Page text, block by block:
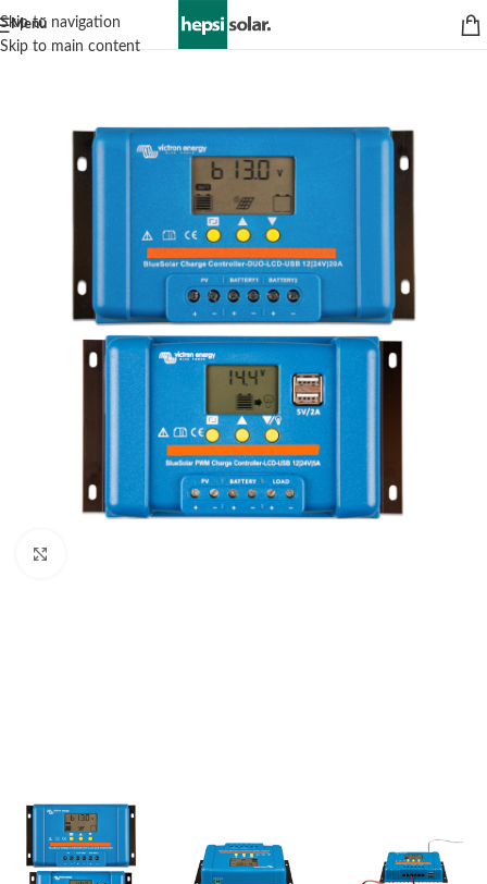
Skip to navigation
Skip to main content
Menü